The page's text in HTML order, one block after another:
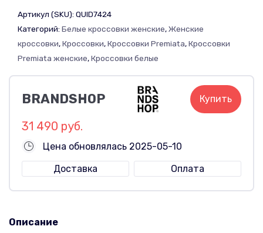
Артикул (SKU): QUID7424
Категорий: Белые кроссовки женские,Женские
кроссовки,Кроссовки,Кроссовки Premiata,Кроссовки
Premiata женские,Кроссовки белые
BRANDSHOP Купить
31 490 руб.
Цена обновлялась 2025-05-10
Доставка
Оплата
Описание